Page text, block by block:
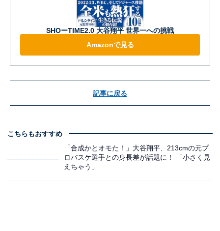
SHOーTIME2.0 大谷翔平 世界一への挑戦
Amazonで見る
記事に戻る
こちらもおすすめ
「合成かとオモた！」大谷翔平、213cmの元プ
ロバスケ選手との身長差が話題に！ 「小さく見
えちゃう」